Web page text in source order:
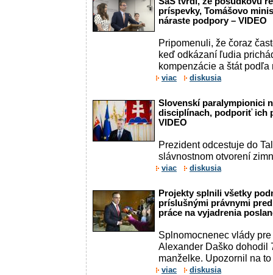
príspevky, Tomášovo
náraste podpory – VIDEO
Pripomenuli, že čoraz
keď odkázaní ľudia
kompenzácie a štát
viac diskusia
Slovenskí paralympionici
disciplínach, podporiť ich
VIDEO
Prezident odcestuje do
slávnostnom otvorení
viac diskusia
Projekty splnili všetky
príslušnými právnymi
práce na vyjadrenia
Splnomocnenec vlády
Alexander Daško dohodil
manželke. Upozornil na
viac diskusia